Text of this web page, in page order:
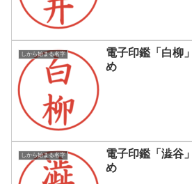
しから始まる名字
電子印鑑「白柳
め
しから始まる名字
電子印鑑「澁谷
め